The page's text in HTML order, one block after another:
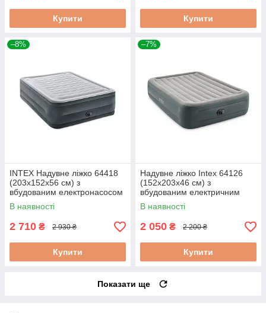
Купити Купити
–8%
INTEX Надувне ліжко 64418
(203х152x56 см) з
вбудованим електронасосом
В наявності
2 710 ₴ 2 930 ₴
Купити
–7%
Надувне ліжко Intex 64126
(152х203х46 см) з
вбудованим електричним
насосом
В наявності
2 050 ₴ 2 200 ₴
Купити
Показати ще